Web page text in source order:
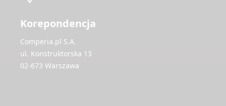
Korepondencja
Comperia.pl S.A.
ul. Konstruktorska 13
02-673 Warszawa